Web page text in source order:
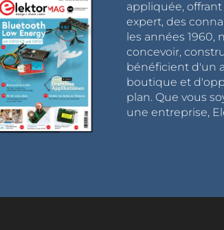
appliquée,
expert, des
les années
concevoir,
bénéficient d'un
boutique et
plan. Que vous
une entreprise,